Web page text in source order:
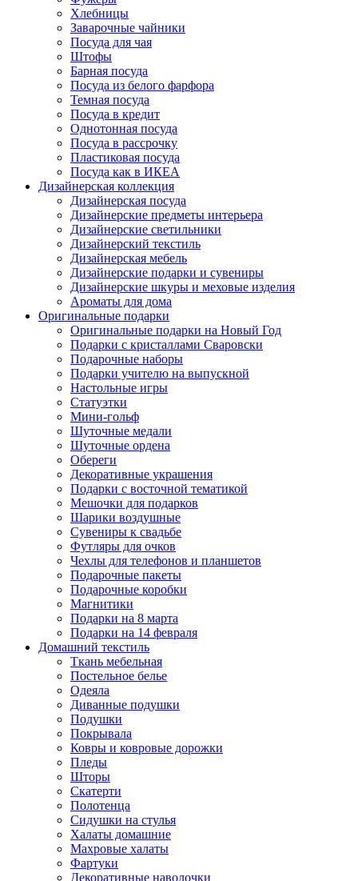
Хлебницы
Заварочные чайники
Посуда для чая
Штофы
Барная посуда
Посуда из белого фарфора
Темная посуда
Посуда в кредит
Однотонная посуда
Посуда в рассрочку
Пластиковая посуда
Посуда как в ИКЕА
Дизайнерская коллекция
Дизайнерская посуда
Дизайнерские предметы интерьера
Дизайнерские светильники
Дизайнерский текстиль
Дизайнерская мебель
Дизайнерские подарки и сувениры
Дизайнерские шкуры и меховые изделия
Ароматы для дома
Оригинальные подарки
Оригинальные подарки на Новый Год
Подарки с кристаллами Сваровски
Подарочные наборы
Подарки учителю на выпускной
Настольные игры
Статуэтки
Мини-гольф
Шуточные медали
Шуточные ордена
Обереги
Декоративные украшения
Подарки с восточной тематикой
Мешочки для подарков
Шарики воздушные
Сувениры к свадьбе
Футляры для очков
Чехлы для телефонов и планшетов
Подарочные пакеты
Подарочные коробки
Магнитики
Подарки на 8 марта
Подарки на 14 февраля
Домашний текстиль
Ткань мебельная
Постельное белье
Одеяла
Диванные подушки
Подушки
Покрывала
Ковры и ковровые дорожки
Пледы
Шторы
Скатерти
Полотенца
Сидушки на стулья
Халаты домашние
Махровые халаты
Фартуки
Декоративные наволочки